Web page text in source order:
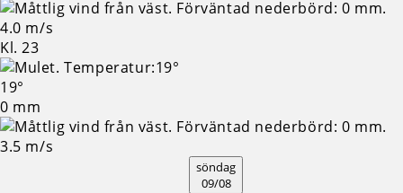
4.0 m/s
Kl. 23
19°
0 mm
3.5 m/s
söndag
09/08